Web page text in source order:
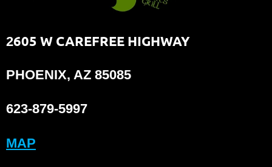
2605 W CAREFREE HIGHWAY
PHOENIX, AZ 85085
623-879-5997
MAP